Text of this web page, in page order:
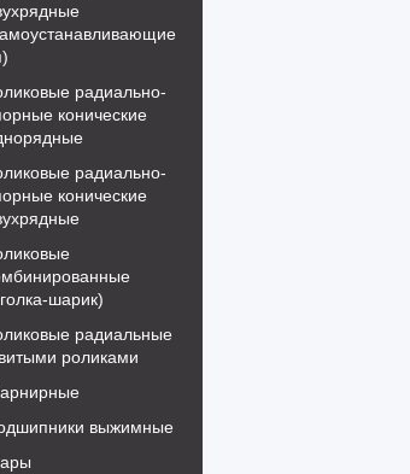
радиально-
конические
радиально-
конические
шарик)
радиальные
роликами
выжимные